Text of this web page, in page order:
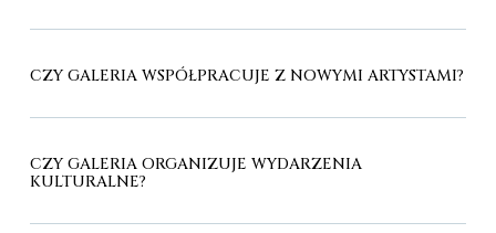
CZY GALERIA WSPÓŁPRACUJE Z NOWYMI ARTYSTAMI?
CZY GALERIA ORGANIZUJE WYDARZENIA
KULTURALNE?